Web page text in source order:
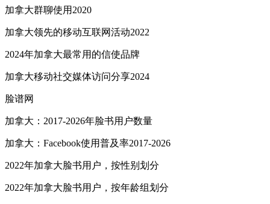
加拿大群聊使用2020
加拿大领先的移动互联网活动2022
2024年加拿大最常用的信使品牌
加拿大移动社交媒体访问分享2024
脸谱网
加拿大：2017-2026年脸书用户数量
加拿大：Facebook使用普及率2017-2026
2022年加拿大脸书用户，按性别划分
2022年加拿大脸书用户，按年龄组划分